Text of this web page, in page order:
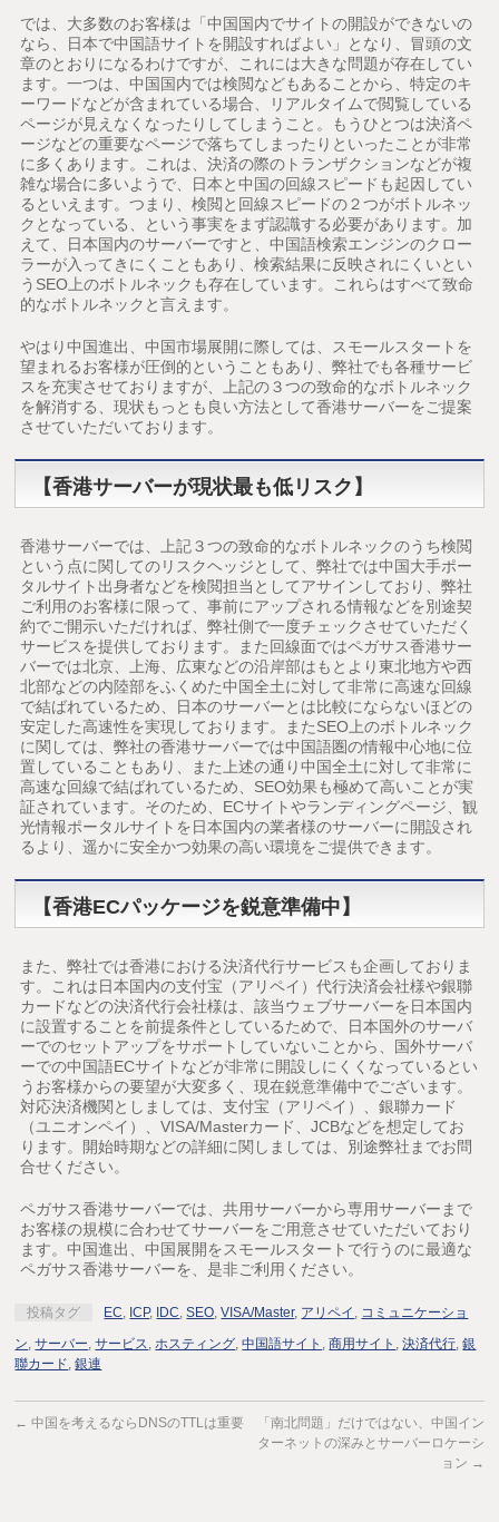
では、大多数のお客様は「中国国内でサイトの開設ができないの
なら、日本で中国語サイトを開設すればよい」となり、冒頭の文
章のとおりになるわけですが、これには大きな問題が存在してい
ます。一つは、中国国内では検閲などもあることから、特定のキ
ーワードなどが含まれている場合、リアルタイムで閲覧している
ページが見えなくなったりしてしまうこと。もうひとつは決済ペ
ージなどの重要なページで落ちてしまったりといったことが非常
に多くあります。これは、決済の際のトランザクションなどが複
雑な場合に多いようで、日本と中国の回線スピードも起因してい
るといえます。つまり、検閲と回線スピードの２つがボトルネッ
クとなっている、という事実をまず認識する必要があります。加
えて、日本国内のサーバーですと、中国語検索エンジンのクロー
ラーが入ってきにくこともあり、検索結果に反映されにくいとい
うSEO上のボトルネックも存在しています。これらはすべて致命
的なボトルネックと言えます。
やはり中国進出、中国市場展開に際しては、スモールスタートを
望まれるお客様が圧倒的ということもあり、弊社でも各種サービ
スを充実させておりますが、上記の３つの致命的なボトルネック
を解消する、現状もっとも良い方法として香港サーバーをご提案
させていただいております。
【香港サーバーが現状最も低リスク】
香港サーバーでは、上記３つの致命的なボトルネックのうち検閲
という点に関してのリスクヘッジとして、弊社では中国大手ポー
タルサイト出身者などを検閲担当としてアサインしており、弊社
ご利用のお客様に限って、事前にアップされる情報などを別途契
約でご開示いただければ、弊社側で一度チェックさせていただく
サービスを提供しております。また回線面ではペガサス香港サー
バーでは北京、上海、広東などの沿岸部はもとより東北地方や西
北部などの内陸部をふくめた中国全土に対して非常に高速な回線
で結ばれているため、日本のサーバーとは比較にならないほどの
安定した高速性を実現しております。またSEO上のボトルネック
に関しては、弊社の香港サーバーでは中国語圏の情報中心地に位
置していることもあり、また上述の通り中国全土に対して非常に
高速な回線で結ばれているため、SEO効果も極めて高いことが実
証されています。そのため、ECサイトやランディングページ、観
光情報ポータルサイトを日本国内の業者様のサーバーに開設され
るより、遥かに安全かつ効果の高い環境をご提供できます。
【香港ECパッケージを鋭意準備中】
また、弊社では香港における決済代行サービスも企画しておりま
す。これは日本国内の支付宝（アリペイ）代行決済会社様や銀聯
カードなどの決済代行会社様は、該当ウェブサーバーを日本国内
に設置することを前提条件としているためで、日本国外のサーバ
ーでのセットアップをサポートしていないことから、国外サーバ
ーでの中国語ECサイトなどが非常に開設しにくくなっているとい
うお客様からの要望が大変多く、現在鋭意準備中でございます。
対応決済機関としましては、支付宝（アリペイ）、銀聯カード
（ユニオンペイ）、VISA/Masterカード、JCBなどを想定してお
ります。開始時期などの詳細に関しましては、別途弊社までお問
合せください。
ペガサス香港サーバーでは、共用サーバーから専用サーバーまで
お客様の規模に合わせてサーバーをご用意させていただいており
ます。中国進出、中国展開をスモールスタートで行うのに最適な
ペガサス香港サーバーを、是非ご利用ください。
投稿タグ EC, ICP, IDC,SEO,VISA/Master, アリペイ , コミュニケーショ
ン,サーバー,サービス,ホスティング,中国語サイト ,商用サイト ,決済代行,銀
聯カード,銀連
← 中国を考えるならDNSのTTLは重要
「南北問題」だけではない、中国イン
ターネットの深みとサーバーロケーシ
ョン →